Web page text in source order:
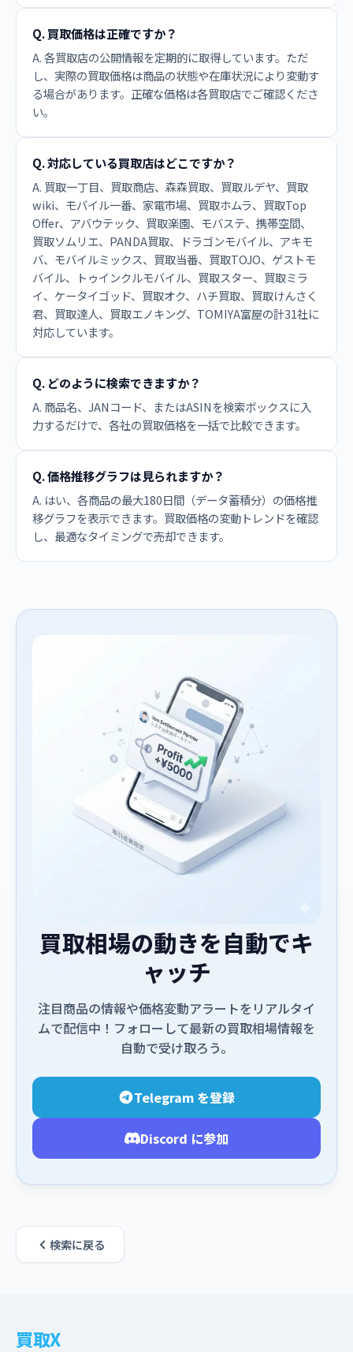
Q. 買取価格は正確ですか？
A. 各買取店の公開情報を定期的に取得しています。ただ
し、実際の買取価格は商品の状態や在庫状況により変動す
る場合があります。正確な価格は各買取店でご確認くださ
い。
Q. 対応している買取店はどこですか？
A. 買取一丁目、買取商店、森森買取、買取ルデヤ、買取
wiki、モバイル一番、家電市場、買取ホムラ、買取Top
Offer、アバウテック、買取楽園、モバステ、携帯空間、
買取ソムリエ、PANDA買取、ドラゴンモバイル、アキモ
バ、モバイルミックス、買取当番、買取TOJO、ゲストモ
バイル、トゥインクルモバイル、買取スター、買取ミラ
イ、ケータイゴッド、買取オク、ハチ買取、買取けんさく
君、買取達人、買取エノキング、TOMIYA富屋の計31社に
対応しています。
Q. どのように検索できますか？
A. 商品名、JANコード、またはASINを検索ボックスに入
力するだけで、各社の買取価格を一括で比較できます。
Q. 価格推移グラフは見られますか？
A. はい、各商品の最大180日間（データ蓄積分）の価格推
移グラフを表示できます。買取価格の変動トレンドを確認
し、最適なタイミングで売却できます。
買取相場の動きを自動でキ
ャッチ
注目商品の情報や価格変動アラートをリアルタイ
ムで配信中！フォローして最新の買取相場情報を
自動で受け取ろう。
Telegram を登録
Discord に参加
検索に戻る
買取X